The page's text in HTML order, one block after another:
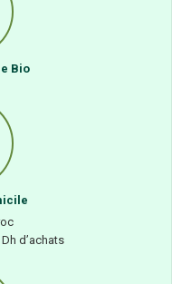
Bio
d’achats